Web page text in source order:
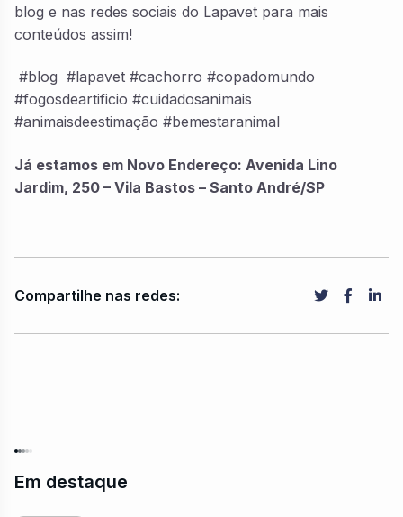
blog e nas redes sociais do Lapavet para mais
conteúdos assim!
#blog #lapavet #cachorro #copadomundo
#fogosdeartificio #cuidadosanimais
#animaisdeestimação #bemestaranimal
Já estamos em Novo Endereço: Avenida Lino
Jardim, 250 – Vila Bastos – Santo André/SP
Compartilhe nas redes:
Em destaque